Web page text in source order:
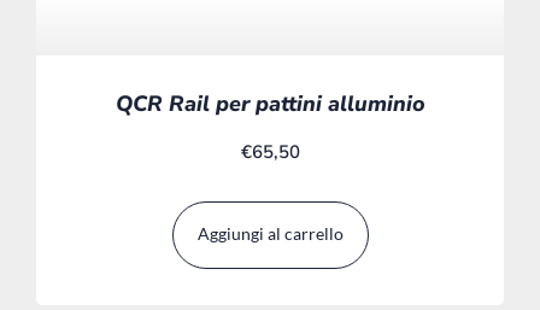
QCR Rail per pattini alluminio
€65,50
Aggiungi al carrello